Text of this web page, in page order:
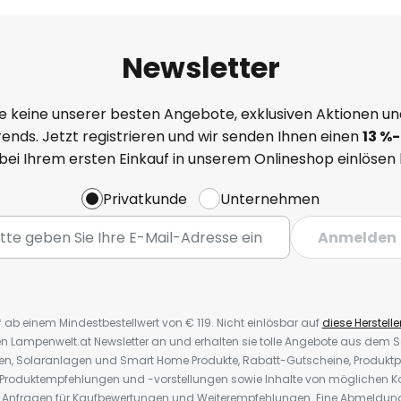
Newsletter
keine unserer besten Angebote, exklusiven Aktionen
Jetzt registrieren und wir senden Ihnen einen13
Ihrem ersten Einkauf in unserem Onlineshop
Privatkunde
Unternehmen
Anmelden
ab einem Mindestbestellwert von € 119. Nicht einlösbar aufdiese
Lampenwelt.at Newsletter an und erhalten sie tolle Angebote aus dem
Solaranlagen und Smart Home Produkte, Rabatt-Gutscheine,
und -vorstellungen sowie Inhalte von möglichen
für Kaufbewertungen und Weiterempfehlungen. Eine